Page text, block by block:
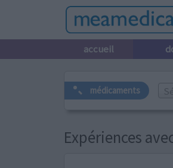
accueil
médicaments
Expériences